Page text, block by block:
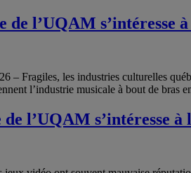
de l’UQAM s’intéresse
– Fragiles, les industries culturelles
l’industrie musicale à bout de bras
l’UQAM s’intéresse